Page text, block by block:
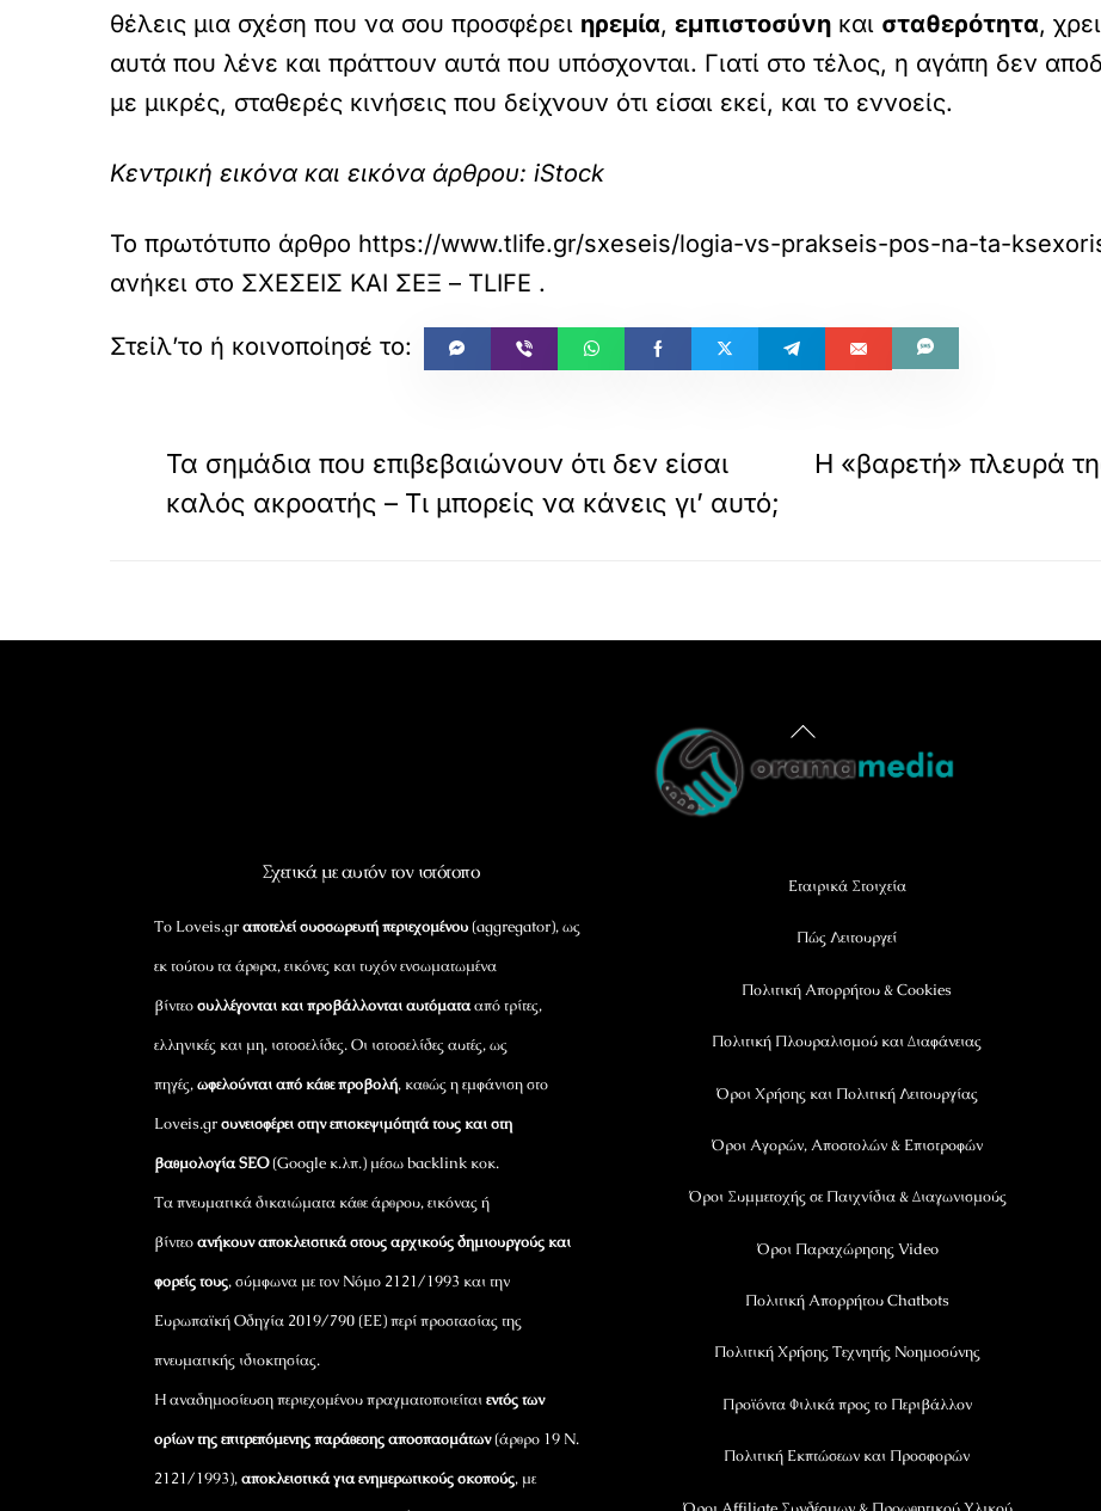
θέλεις μια σχέση που να σου προσφέρει ηρεμία, εμπιστοσύνη και σταθερότητα,
αυτά που λένε και πράττουν αυτά που υπόσχονται. Γιατί στο τέλος, η αγάπη δεν
με μικρές, σταθερές κινήσεις που δείχνουν ότι είσαι εκεί, και το εννοείς.
Κεντρική εικόνα και εικόνα άρθρου: iStock
Το πρωτότυπο άρθρο https://www.tlife.gr/sxeseis/logia-vs-prakseis-pos-na-ta-
ανήκει στο ΣΧΕΣΕΙΣ ΚΑΙ ΣΕΞ – TLIFE .
Τα σημάδια που επιβεβαιώνουν ότι δεν είσαι
καλός ακροατής – Τι μπορείς να κάνεις γι’ αυτό;
Η «βαρετή» πλευρά
Back
To
Σχετικά με αυτόν τον ιστότοπο
Το Loveis.grαποτελεί συσσωρευτή περιεχομένου(aggregator), ως
εκ τούτου τα άρθρα, εικόνες και τυχόν ενσωματωμένα
βίντεοσυλλέγονται και προβάλλονται αυτόματααπό τρίτες,
ελληνικές και μη, ιστοσελίδες. Οι ιστοσελίδες αυτές, ως
πηγές,ωφελούνται από κάθε προβολή, καθώς η εμφάνιση στο
Loveis.grσυνεισφέρει στην επισκεψιμότητά τους και στη
βαθμολογία SEO(Google κ.λπ.) μέσω backlink κοκ.
Τα πνευματικά δικαιώματα κάθε άρθρου, εικόνας ή
βίντεοανήκουν αποκλειστικά στους αρχικούς δημιουργούς και
φορείς τους, σύμφωνα με τον Νόμο 2121/1993 και την
Ευρωπαϊκή Οδηγία 2019/790 (ΕΕ) περί προστασίας της
πνευματικής ιδιοκτησίας.
Η αναδημοσίευση περιεχομένου πραγματοποιείταιεντός των
ορίων της επιτρεπόμενης παράθεσης αποσπασμάτων(άρθρο 19 Ν.
2121/1993),αποκλειστικά για ενημερωτικούς σκοπούς, με
Εταιρικά Στοιχεία
Πώς Λειτουργεί
Πολιτική Απορρήτου & Cookies
Πολιτική Πλουραλισμού και Διαφάνειας
Όροι Χρήσης και Πολιτική Λειτουργίας
Όροι Αγορών, Αποστολών & Επιστροφών
Όροι Συμμετοχής σε Παιχνίδια & Διαγωνισμούς
Όροι Παραχώρησης Video
Πολιτική Απορρήτου Chatbots
Πολιτική Χρήσης Τεχνητής Νοημοσύνης
Προϊόντα Φιλικά προς το Περιβάλλον
Πολιτική Εκπτώσεων και Προσφορών